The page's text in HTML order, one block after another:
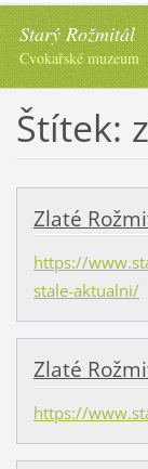
Starý Rožmitál
Cvokařské muzeum
Štítek:
Zlaté
https://
stale-aktualni/
Zlaté
https://